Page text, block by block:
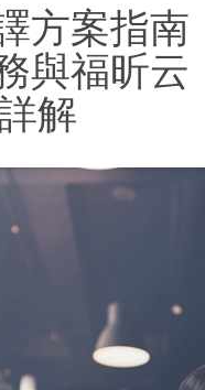
方案指南
與福昕云
解